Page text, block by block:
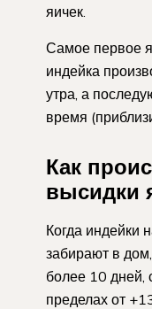
яичек.
Самое первое
индейка
утра, а
время
Как
высидки
Когда индейки
забирают в
более 10 дней,
пределах от